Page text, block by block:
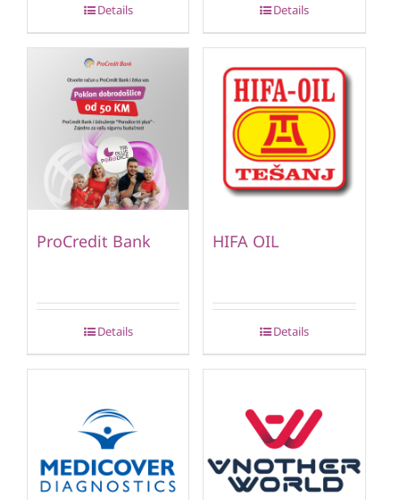
Details Details
ProCredit Bank
Details
HIFA OIL
Details